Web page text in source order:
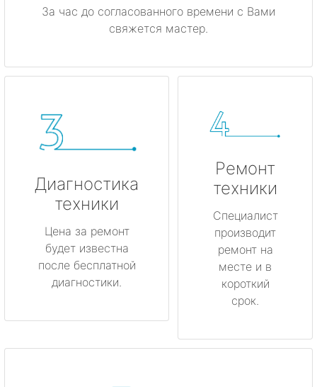
За час до согласованного времени с Вами
свяжется мастер.
Диагностика
техники
Цена за ремонт
будет известна
после бесплатной
диагностики.
Ремонт
техники
Специалист
производит
ремонт на
месте и в
короткий
срок.